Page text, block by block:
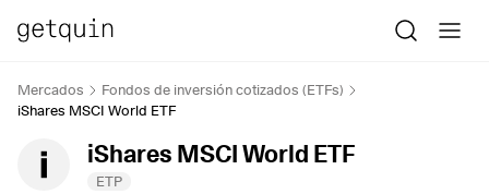
Mercados
Fondos de inversión cotizados (ETFs)
iShares MSCI World ETF
iShares MSCI World ETF
ETP